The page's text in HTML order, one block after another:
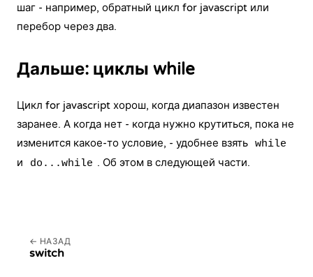
шаг - например, обратный цикл for javascript или
перебор через два.
Дальше: циклы while
Цикл for javascript хорош, когда диапазон известен
заранее. А когда нет - когда нужно крутиться, пока не
изменится какое-то условие, - удобнее взять while
и do...while . Об этом в следующей части.
НАЗАД
switch